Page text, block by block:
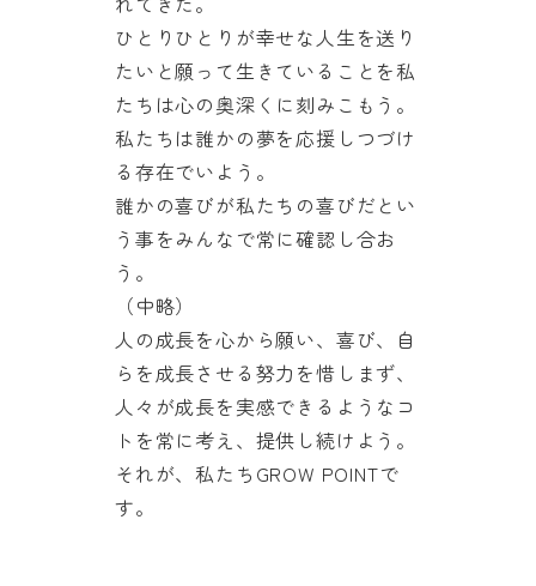
ひとりひとりが幸せな人生を送り
たいと願って生きていることを私
たちは心の奥深くに刻みこもう。
私たちは誰かの夢を応援しつづけ
る存在でいよう。
誰かの喜びが私たちの喜びだとい
う事をみんなで常に確認し合お
う。
（中略）
人の成長を心から願い、喜び、自
らを成長させる努力を惜しまず、
人々が成長を実感できるようなコ
トを常に考え、提供し続けよう。
それが、私たちGROW POINTで
す。